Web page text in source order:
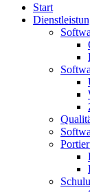
Start